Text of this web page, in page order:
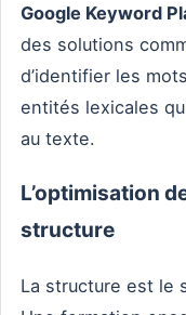
Google Keyword
des solutions
d’identifier les
entités lexicales
au texte.
L’optimisation
structure
La structure est le